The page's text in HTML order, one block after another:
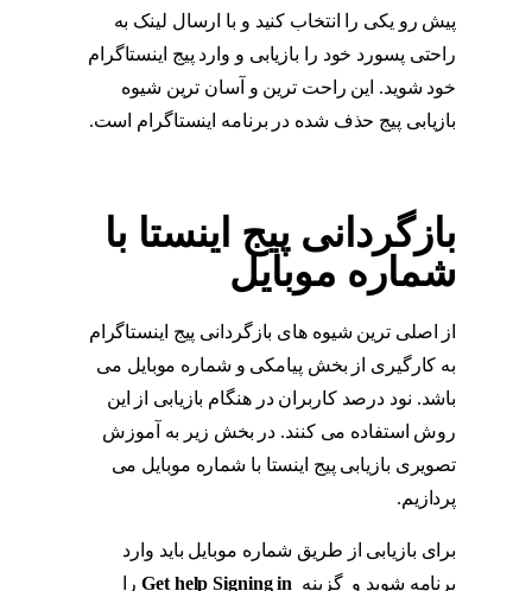
پیش رو یکی را انتخاب کنید و با ارسال لینک به
راحتی پسورد خود را بازیابی و وارد پیج اینستاگرام
خود شوید. این راحت ترین و آسان ترین شیوه
بازیابی پیج حذف شده در برنامه اینستاگرام است.
بازگردانی پیج اینستا با
شماره موبایل
از اصلی ترین شیوه های بازگردانی پیج اینستاگرام
به کارگیری از بخش پیامکی و شماره موبایل می
باشد. نود درصد کاربران در هنگام بازیابی از این
روش استفاده می کنند. در بخش زیر به آموزش
تصویری بازیابی پیج اینستا با شماره موبایل می
پردازیم.
برای بازیابی از طریق شماره موبایل باید وارد
برنامه شوید و گزینه Get help Signing inرا